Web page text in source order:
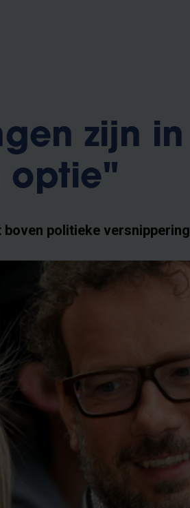
zijn in
optie"
politieke versnippering